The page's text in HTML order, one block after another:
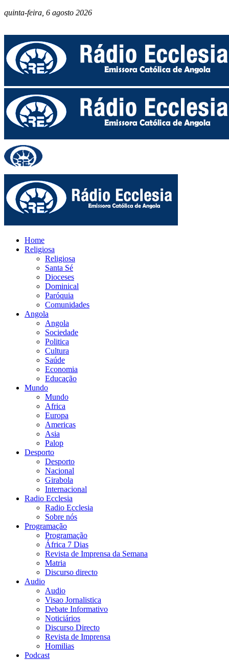
quinta-feira, 6 agosto 2026
Home
Religiosa
Religiosa
Santa Sé
Dioceses
Dominical
Paróquia
Comunidades
Angola
Angola
Sociedade
Politica
Cultura
Saúde
Economia
Educação
Mundo
Mundo
Africa
Europa
Americas
Asia
Palop
Desporto
Desporto
Nacional
Girabola
Internacional
Radio Ecclesia
Radio Ecclesia
Sobre nós
Programação
Programação
África 7 Dias
Revista de Imprensa da Semana
Matria
Discurso directo
Audio
Audio
Visao Jornalistica
Debate Informativo
Noticiários
Discurso Directo
Revista de Imprensa
Homilias
Podcast